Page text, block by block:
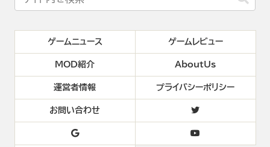
ゲームニュース ゲームレビュー
MOD紹介 AboutUs
運営者情報 プライバシーポリシー
お問い合わせ